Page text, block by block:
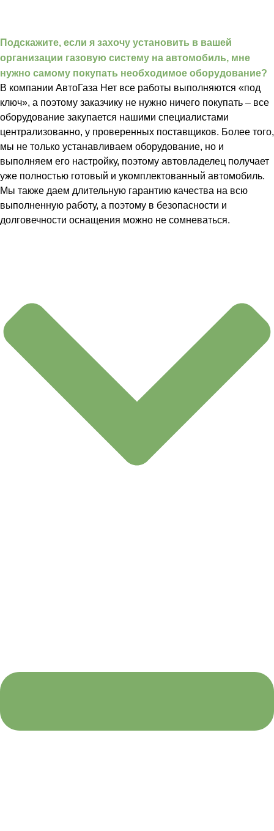
Подскажите, если я захочу установить в вашей
организации газовую систему на автомобиль, мне
нужно самому покупать необходимое оборудование?
В компании АвтоГаза Нет все работы выполняются «под
ключ», а поэтому заказчику не нужно ничего покупать – все
оборудование закупается нашими специалистами
централизованно, у проверенных поставщиков. Более того,
мы не только устанавливаем оборудование, но и
выполняем его настройку, поэтому автовладелец получает
уже полностью готовый и укомплектованный автомобиль.
Мы также даем длительную гарантию качества на всю
выполненную работу, а поэтому в безопасности и
долговечности оснащения можно не сомневаться.